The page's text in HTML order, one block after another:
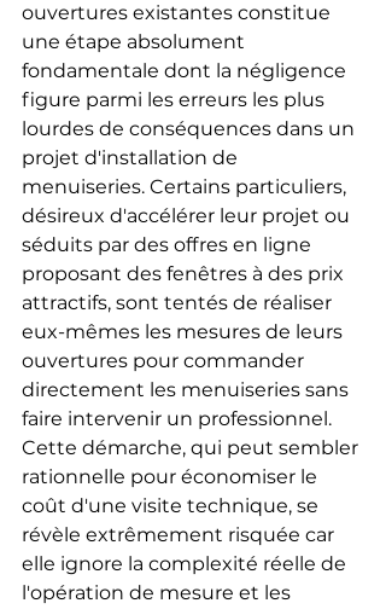
ouvertures existantes constitue
une étape absolument
fondamentale dont la négligence
figure parmi les erreurs les plus
lourdes de conséquences dans un
projet d'installation de
menuiseries. Certains particuliers,
désireux d'accélérer leur projet ou
séduits par des offres en ligne
proposant des fenêtres à des prix
attractifs, sont tentés de réaliser
eux-mêmes les mesures de leurs
ouvertures pour commander
directement les menuiseries sans
faire intervenir un professionnel.
Cette démarche, qui peut sembler
rationnelle pour économiser le
coût d'une visite technique, se
révèle extrêmement risquée car
elle ignore la complexité réelle de
l'opération de mesure et les